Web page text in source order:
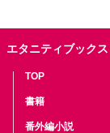
エタニティブックス
TOP
書籍
番外編小説